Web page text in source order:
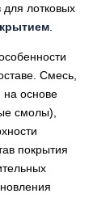
лотковых
.
Смесь,
на основе
смолы),
покрытия